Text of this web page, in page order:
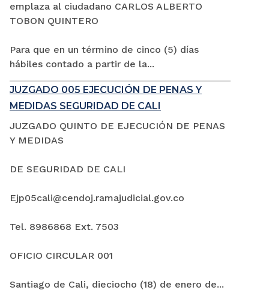
emplaza al ciudadano CARLOS ALBERTO
TOBON QUINTERO
Para que en un término de cinco (5) días
hábiles contado a partir de la...
JUZGADO 005 EJECUCIÓN DE PENAS Y
MEDIDAS SEGURIDAD DE CALI
JUZGADO QUINTO DE EJECUCIÓN DE PENAS
Y MEDIDAS
DE SEGURIDAD DE CALI
Ejp05cali@cendoj.ramajudicial.gov.co
Tel. 8986868 Ext. 7503
OFICIO CIRCULAR 001
Santiago de Cali, dieciocho (18) de enero de...